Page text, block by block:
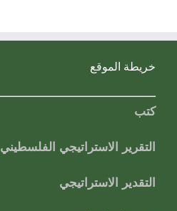
خريطة الموقع
كتب
التقرير الاستراتيجي الفلسطيني
التقدير الاستراتيجي